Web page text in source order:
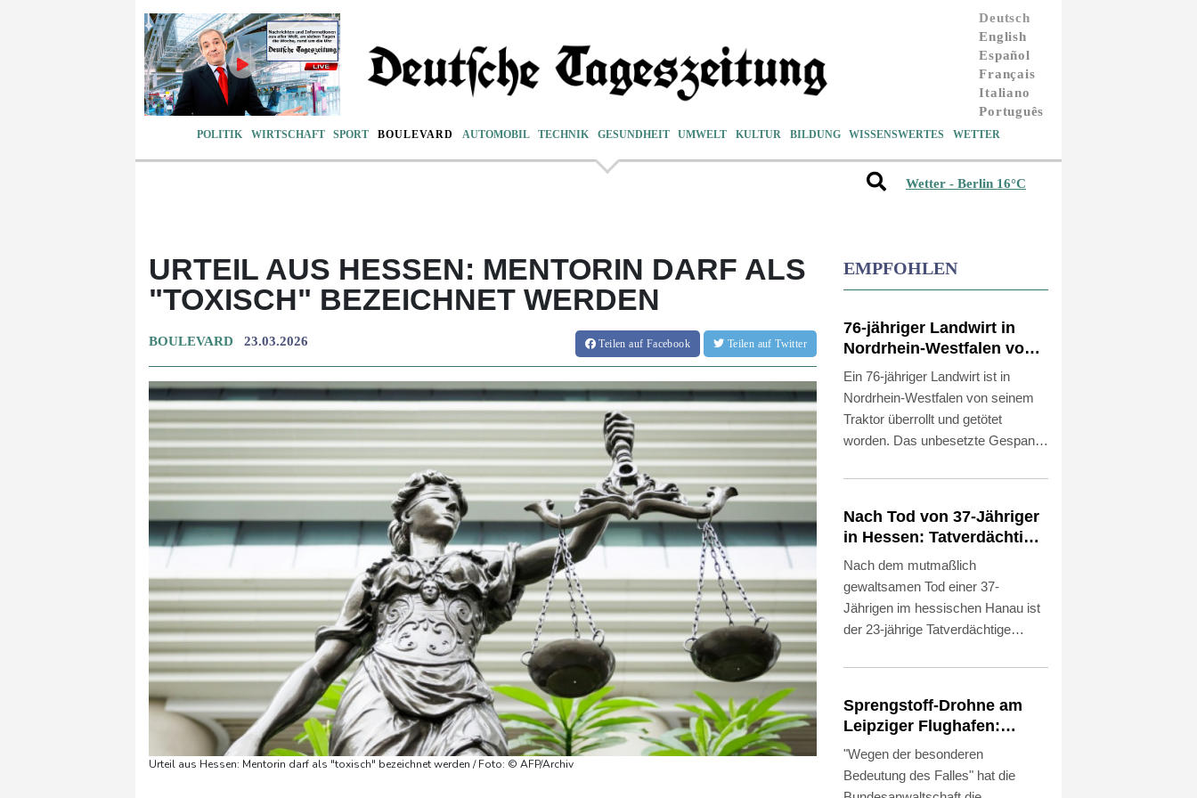
Deutsch
English
Español
Français
Italiano
Português
POLITIK WIRTSCHAFT SPORT BOULEVARD AUTOMOBIL TECHNIK GESUNDHEIT UMWELT KULTUR BILDUNG WISSENSWERTES WETTER
Wetter - Berlin 16°C
URTEIL AUS HESSEN: MENTORIN DARF ALS
"TOXISCH" BEZEICHNET WERDEN
BOULEVARD 23.03.2026 Teilenauf Facebook Teilen auf Twitter
Urteil aus Hessen: Mentorin darf als "toxisch" bezeichnet werden / Foto: © AFP/Archiv
EMPFOHLEN
76-jähriger Landwirt in
Nordrhein-Westfalen von
Traktor überrollt und
getötet
Ein 76-jähriger Landwirt ist in
Nordrhein-Westfalen von seinem
Traktor überrollt und getötet
worden. Das unbesetzte Gespann
Wasserwagen begann aus bislang
erfasste den 76-Jährigen, wie die
Polizei in Meschede am Freitag
mitteilte. Der Unfall ereignete sich
demnach am
Donnerstagnachmittag auf dem
Hof eines landwirtschaftlichen
Nach Tod von 37-Jähriger
in Hessen: Tatverdächtiger
wieder auf freiem Fuß
Nach dem mutmaßlich
gewaltsamen Tod einer 37-
Jährigen im hessischen Hanau ist
der 23-jährige Tatverdächtige
Obduktion des Leichnams konnte
Todesursache festgestellt werden,
wie die Polizei in Offenbach und die
Staatsanwaltschaft am Freitag
mitteilten. Weitere Untersuchungen
Sprengstoff-Drohne am
Leipziger Flughafen:
Bundesanwaltschaft
übernimmt Ermittlungen
"Wegen der besonderen
Bedeutung des Falles" hat die